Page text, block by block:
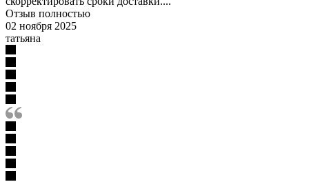
Отзыв полностью
02 ноября 2025
татьяна